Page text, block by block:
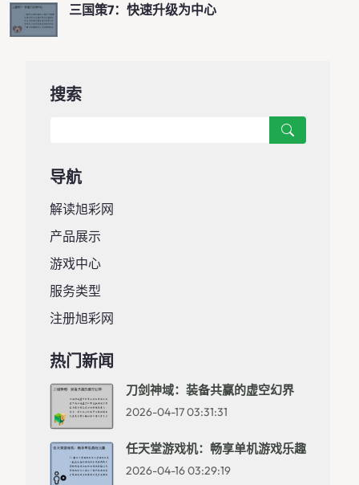
三国策7：快速升级为中心
搜索
导航
解读旭彩网
产品展示
游戏中心
服务类型
注册旭彩网
热门新闻
刀剑神域：装备共赢的虚空幻界
2026-04-17 03:31:31
任天堂游戏机：畅享单机游戏乐趣
2026-04-16 03:29:19